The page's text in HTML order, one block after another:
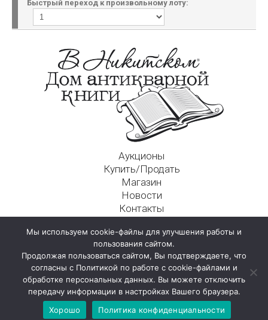
Быстрый переход к произвольному лоту:
Аукционы
Купить/Продать
Магазин
Новости
Контакты
125009, г. Москва, Никитский пер., д. 4а, стр. 1
Мы используем cookie-файлы для улучшения работы и
пользования сайтом.
Продолжая пользоваться сайтом, Вы подтверждаете, что
согласны с Политикой по работе с cookie-файлами и
обработке персональных данных. Вы можете отключить
передачу информации в настройках Вашего браузера.
Хорошо
Политика конфиденциальности